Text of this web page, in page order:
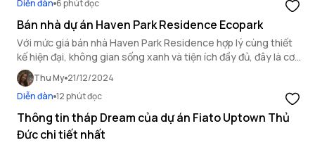
Diễn đàn 6 phút đọc
Bán nhà dự án Haven Park Residence Ecopark
Với mức giá bán nhà Haven Park Residence hợp lý cùng thiết
kế hiện đại, không gian sống xanh và tiện ích đầy đủ, đây là cơ
hội lý tưởng cho các nhà đầu tư.
Thu My 21/12/2024
Diễn đàn 12 phút đọc
Thông tin tháp Dream của dự án Fiato Uptown Thủ
Đức chi tiết nhất